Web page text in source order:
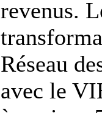
revenus.
Réseau
avec le